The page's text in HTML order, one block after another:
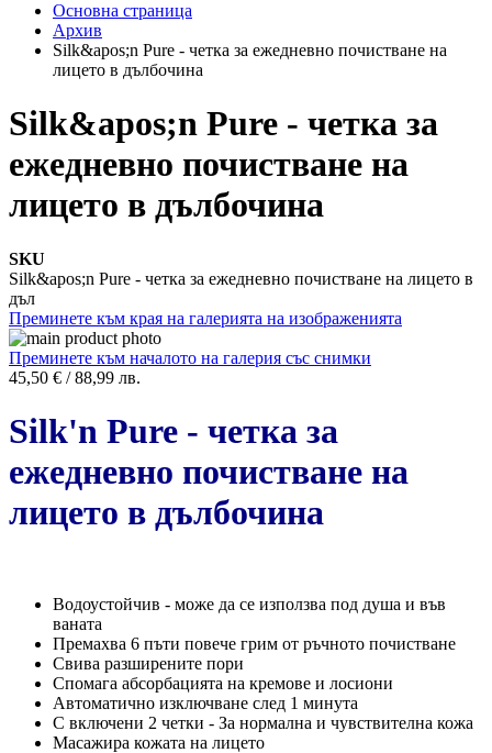
Основна страница
Архив
Silk&apos;n Pure - четка за ежедневно почистване на
лицето в дълбочина
Silk&apos;n Pure - четка за
ежедневно почистване на
лицето в дълбочина
SKU
Silk&apos;n Pure - четка за ежедневно почистване на лицето в
дъл
Преминете към края на галерията на изображенията
Преминете към началото на галерия със снимки
45,50 € /88,99 лв.
Silk'n Pure - четка за
ежедневно почистване на
лицето в дълбочина
Водоустойчив - може да се използва под душа и във
ваната
Премахва 6 пъти повече грим от ръчното почистване
Свива разширените пори
Спомага абсорбацията на кремове и лосиони
Автоматично изключване след 1 минута
С включени 2 четки - За нормална и чувствителна кожа
Масажира кожата на лицето